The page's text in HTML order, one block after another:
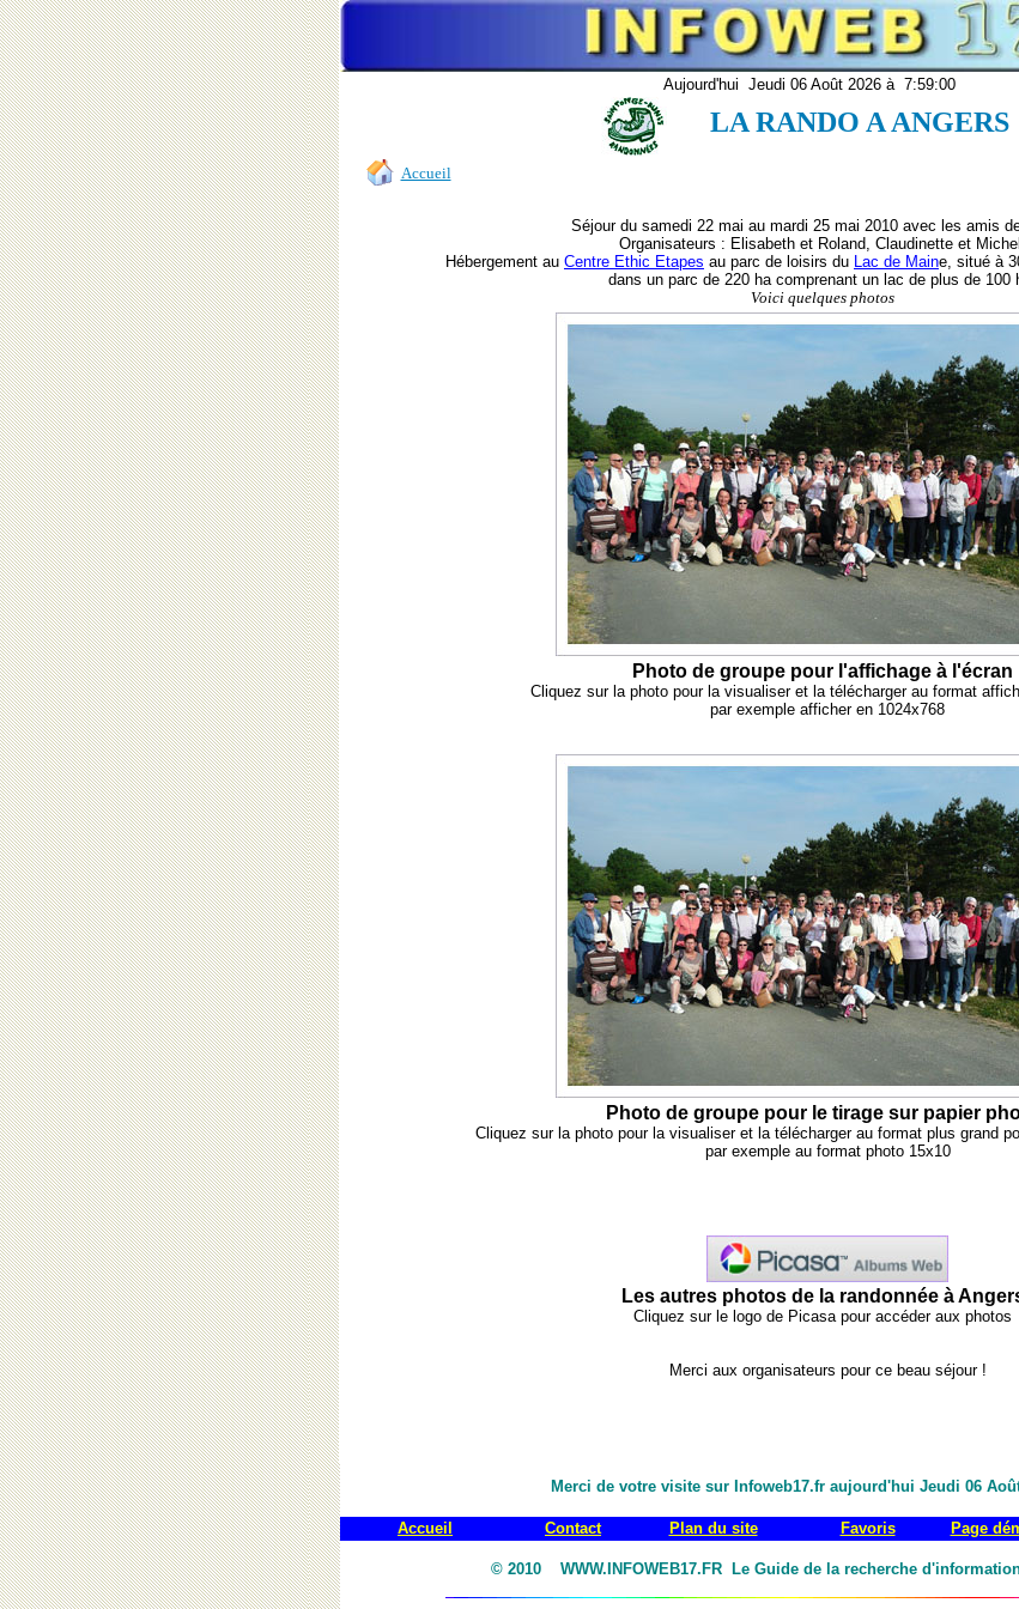
Aujourd'hui Jeudi 06 Août 2026 à 7:59:00
LA RANDO A ANGERS
Accueil
Séjour du samedi 22 mai au mardi 25 mai 2010 avec les amis
Organisateurs : Elisabeth et Roland, Claudinette et Michel
Hébergement au Centre Ethic Etapes au parc de loisirs du Lac de Maine, situé à
dans un parc de 220 ha comprenant un lac de plus de 100
Voici quelques photos
Photo de groupe pour l'affichage à l'écran
Cliquez sur la photo pour la visualiser et la télécharger au format
par exemple afficher en 1024x768
Photo de groupe pour le tirage sur papier
Cliquez sur la photo pour la visualiser et la télécharger au format plus grand
par exemple au format photo 15x10
Les autres photos de la randonnée à
Cliquez sur le logo de Picasa pour accéder aux photos
Merci aux organisateurs pour ce beau séjour !
Merci de votre visite sur Infoweb17.fr aujourd'hui Jeudi 06
Accueil Contact Plan du site Favoris Page
© 2010 WWW.INFOWEB17.FR Le Guide de la recherche